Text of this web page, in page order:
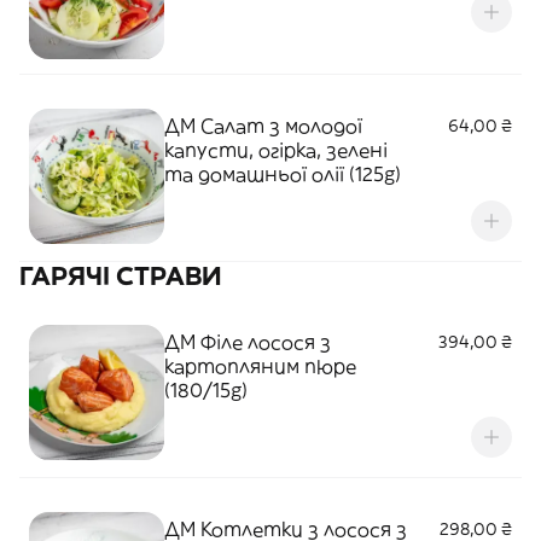
ДМ Салат з молодої
капусти, огірка, зелені
та домашньої олії (125g)
64,00 ₴
ГАРЯЧІ СТРАВИ
ДМ Філе лосося з
картопляним пюре
(180/15g)
394,00 ₴
ДМ Котлетки з лосося з 298,00 ₴